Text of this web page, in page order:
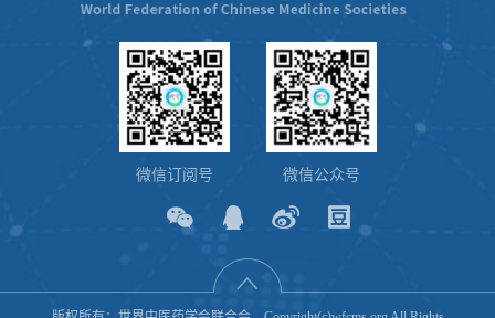
微信订阅号 微信公众号